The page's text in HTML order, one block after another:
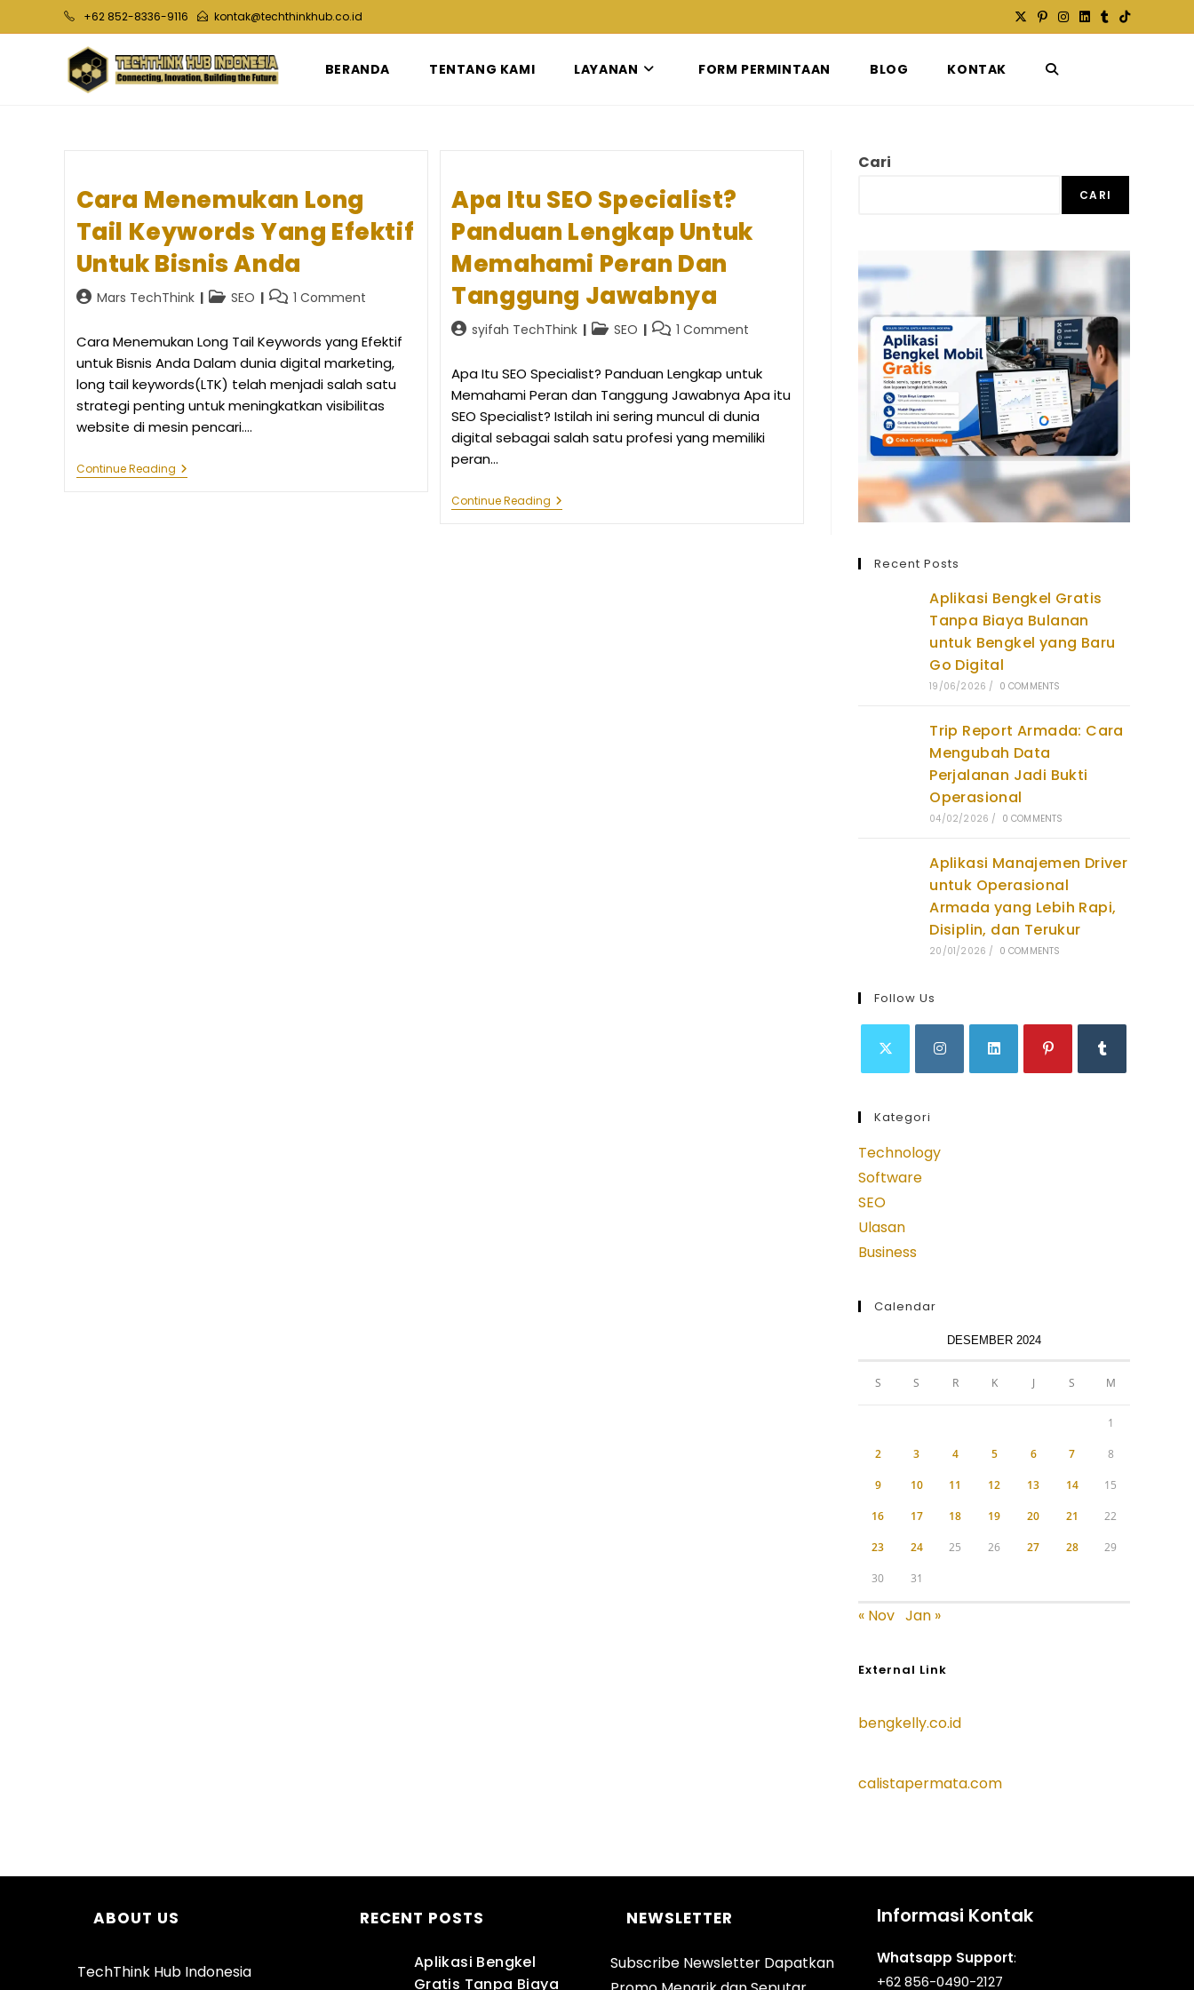
to
+62 852-8336-9116 kontak@techthinkhub.co.id
BERANDA TENTANG KAMI LAYANAN FORM PERMINTAAN BLOG KONTAK TOGGLE
SEARCH
Cara Menemukan Long
Tail Keywords Yang Efektif
Untuk Bisnis Anda
PostMars TechThink
PostSEO
Post1 Comment
Cara Menemukan Long Tail Keywords yang Efektif
untuk Bisnis Anda Dalam dunia digital marketing,
long tail keywords(LTK) telah menjadi salah satu
strategi penting untuk meningkatkan visibilitas
website di mesin pencari.…
Continue ReadingCara
Menemukan
Apa Itu SEO Specialist?
Panduan Lengkap Untuk
Memahami Peran Dan
Tanggung Jawabnya
Postsyifah TechThink
PostSEO
Post1 Comment
Apa Itu SEO Specialist? Panduan Lengkap untuk
Memahami Peran dan Tanggung Jawabnya Apa itu
SEO Specialist? Istilah ini sering muncul di dunia
digital sebagai salah satu profesi yang memiliki
peran…
Continue Reading Apa
Itu
Cari
CARI
Recent Posts
Aplikasi Bengkel Gratis
Tanpa Biaya Bulanan
untuk Bengkel yang Baru
Go Digital
19/06/2026 / 0 COMMENTS
Trip Report Armada: Cara
Mengubah Data
Perjalanan Jadi Bukti
Operasional
04/02/2026 / 0 COMMENTS
Aplikasi Manajemen Driver
untuk Operasional
Armada yang Lebih Rapi,
Disiplin, dan Terukur
20/01/2026 / 0 COMMENTS
Follow Us
a
new
tab
new
tab
Kategori
Technology
Software
SEO
Ulasan
Business
Calendar
DESEMBER 2024
S S R K J S M
1
2 3 4 5 6 7 8
9 10 11 12 13 14 15
16 17 18 19 20 21 22
23 24 25 26 27 28 29
30 31
« Nov Jan »
External Link
bengkelly.co.id
calistapermata.com
ABOUT US
TechThink Hub Indonesia
RECENT POSTS
Aplikasi Bengkel
Gratis Tanpa Biaya
NEWSLETTER
Subscribe Newsletter Dapatkan
Informasi Kontak
Whatsapp Support:
+62 856-0490-2127